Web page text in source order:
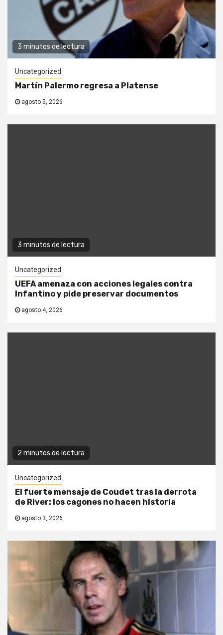
3 minutos de lectura
Uncategorized
Martín Palermo regresa a Platense
agosto 5, 2026
3 minutos de lectura
Uncategorized
UEFA amenaza con acciones legales contra
Infantino y pide preservar documentos
agosto 4, 2026
2 minutos de lectura
Uncategorized
El fuerte mensaje de Coudet tras la derrota
de River: los cagones no hacen historia
agosto 3, 2026